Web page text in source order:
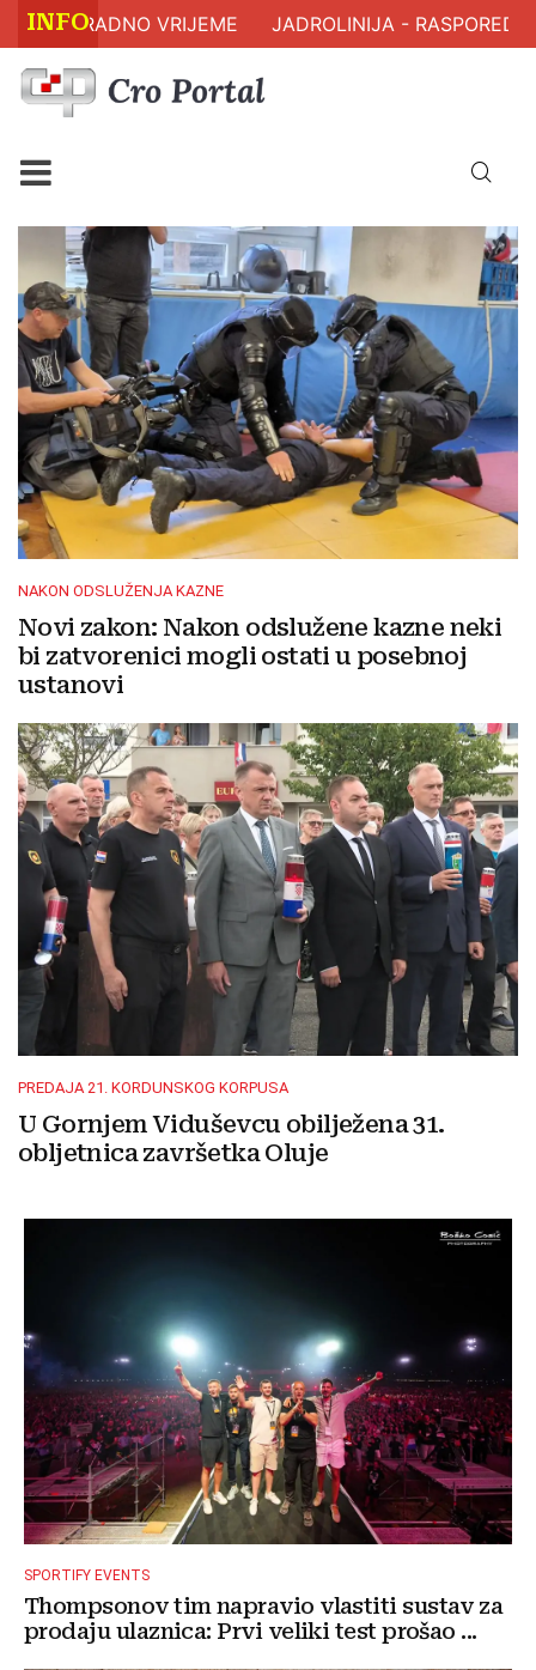
INFOVRIJEME JADROLINIJA - RASPORED PLOVIDBE
NAKON ODSLUŽENJA KAZNE
Novi zakon: Nakon odslužene kazne neki
bi zatvorenici mogli ostati u posebnoj
ustanovi
PREDAJA 21. KORDUNSKOG KORPUSA
U Gornjem Viduševcu obilježena 31.
obljetnica završetka Oluje
SPORTIFY EVENTS
Thompsonov tim napravio vlastiti sustav za
prodaju ulaznica: Prvi veliki test prošao ...